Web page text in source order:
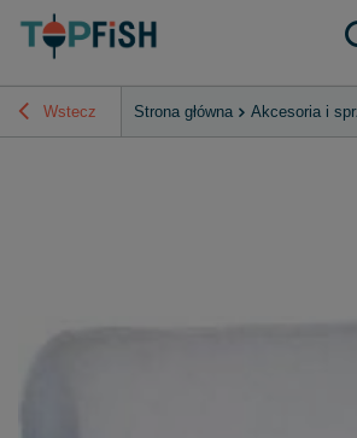
Wstecz Strona główna Akcesoria i